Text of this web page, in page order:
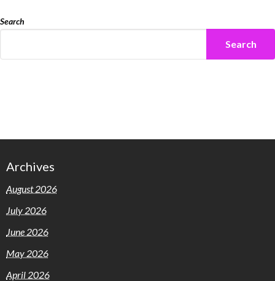
Search
Search
Archives
August 2026
July 2026
June 2026
May 2026
April 2026